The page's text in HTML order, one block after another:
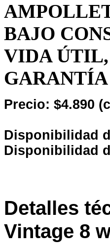
BAJO
VIDA
GARANTÍA
Precio: $4.890
Disponibilidad
Disponibilidad
Detalles
Vintage 8